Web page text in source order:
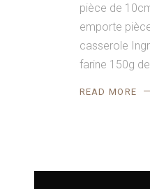
pièce de
emporte
casserole
farine 150g
READ MORE